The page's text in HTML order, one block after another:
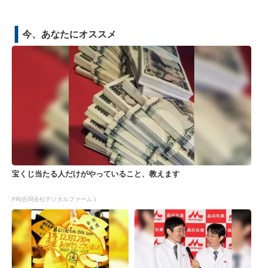
今、あなたにオススメ
宝くじ当たる人だけがやっていること、教えます
PR(合同会社デジタルファーム )